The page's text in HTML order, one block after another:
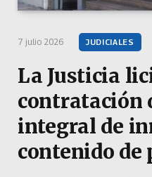
7 julio 2026 JUDICIALES
La Justicia
contratación
integral de
contenido de